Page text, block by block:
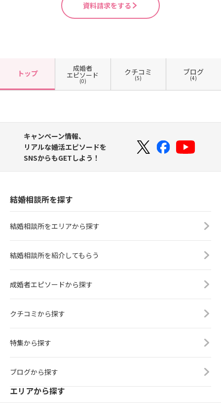
資料請求をする
トップ
成婚者
エピソード
(0)
クチコミ
(5)
ブログ
(4)
キャンペーン情報、
リアルな婚活エピソードを
SNSからもGETしよう！
結婚相談所を探す
結婚相談所をエリアから探す
結婚相談所を紹介してもらう
成婚者エピソードから探す
クチコミから探す
特集から探す
ブログから探す
エリアから探す